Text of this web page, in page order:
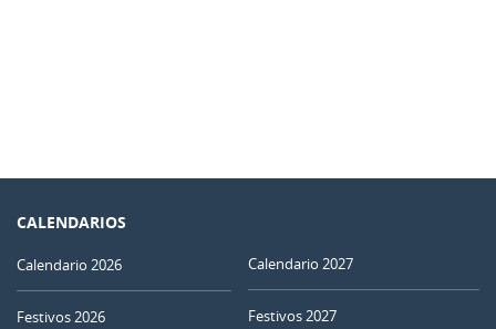
CALENDARIOS
Calendario 2026
Festivos 2026
Calendario 2027
Festivos 2027